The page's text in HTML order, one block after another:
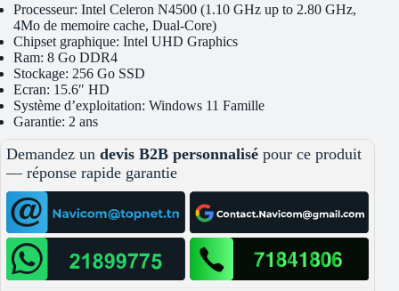
Processeur: Intel Celeron N4500 (1.10 GHz up to 2.80 GHz,
4Mo de memoire cache, Dual-Core)
Chipset graphique: Intel UHD Graphics
Ram: 8 Go DDR4
Stockage: 256 Go SSD
Ecran: 15.6″ HD
Système d’exploitation: Windows 11 Famille
Garantie: 2 ans
Demandez un devis B2B personnalisé pour ce produit
— réponse rapide garantie